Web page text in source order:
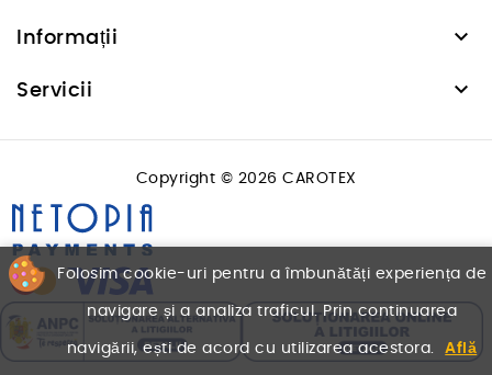
Informații 
Servicii 
Folosim cookie-uri pentru a îmbunătăți experiența de
navigare și a analiza traficul. Prin continuarea
navigării, ești de acord cu utilizarea acestora. Află
Copyright © 2026 CAROTEX